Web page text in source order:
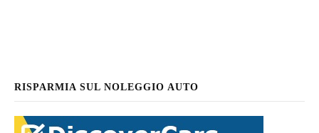
RISPARMIA SUL NOLEGGIO AUTO